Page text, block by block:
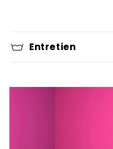
Entretien